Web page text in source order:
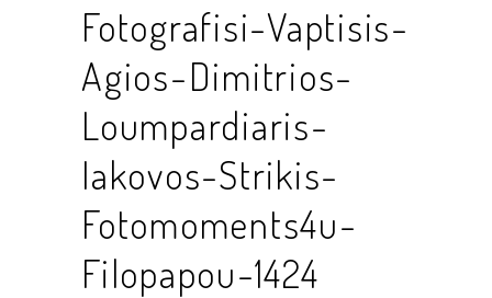
Fotografisi-Vaptisis-
Agios-Dimitrios-
Loumpardiaris-
Iakovos-Strikis-
Fotomoments4u-
Filopapou-1424